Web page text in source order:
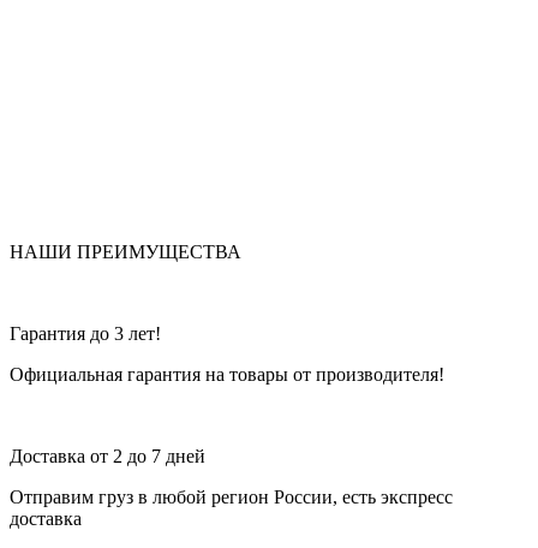
НАШИ ПРЕИМУЩЕСТВА
Гарантия до 3 лет!
Официальная гарантия на товары от производителя!
Доставка от 2 до 7 дней
Отправим груз в любой регион России, есть экспресс
доставка